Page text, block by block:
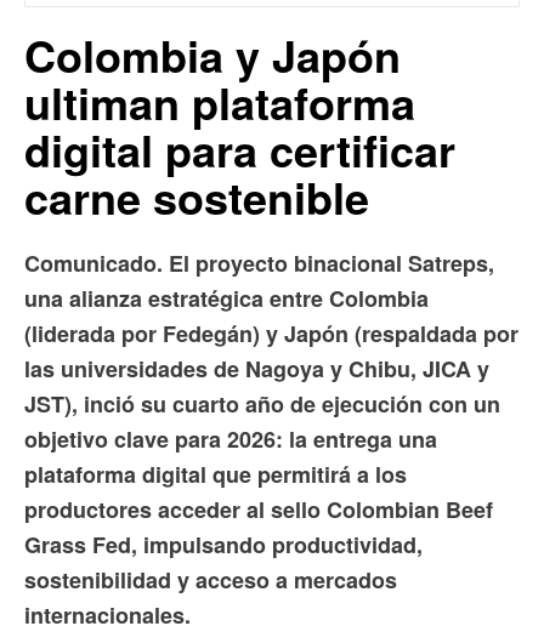
Colombia y Japón
ultiman plataforma
digital para certificar
carne sostenible
Comunicado. El proyecto binacional Satreps,
una alianza estratégica entre Colombia
(liderada por Fedegán) y Japón (respaldada por
las universidades de Nagoya y Chibu, JICA y
JST), inció su cuarto año de ejecución con un
objetivo clave para 2026: la entrega una
plataforma digital que permitirá a los
productores acceder al sello Colombian Beef
Grass Fed, impulsando productividad,
sostenibilidad y acceso a mercados
internacionales.